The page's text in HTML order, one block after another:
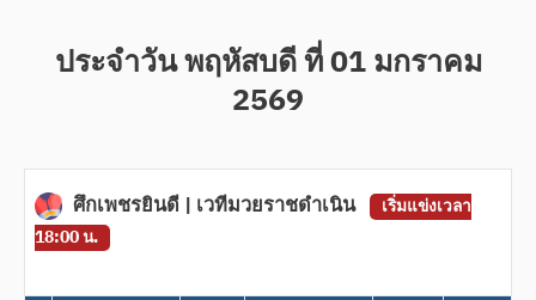
ประจำวัน พฤหัสบดี ที่ 01 มกราคม
2569
ศึกเพชรยินดี | เวทีมวยราชดำเนิน
เริ่มแข่งเวลา
18:00 น.